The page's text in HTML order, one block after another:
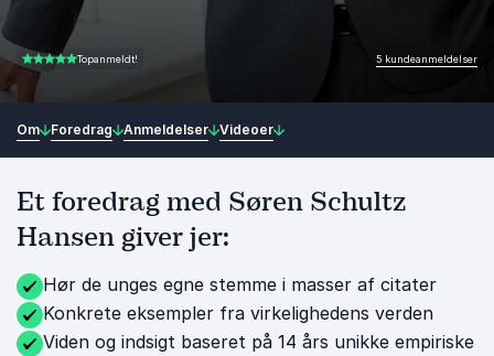
5.00 ud af 5Topanmeldt! 5 kundeanmeldelser
Om Foredrag Anmeldelser Videoer
Et foredrag med Søren Schultz
Hansen giver jer:
Hør de unges egne stemme i masser af citater
Konkrete eksempler fra virkelighedens verden
Viden og indsigt baseret på 14 års unikke empiriske